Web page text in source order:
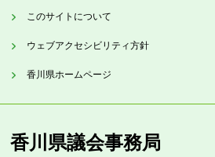
このサイトについて
ウェブアクセシビリティ方針
香川県ホームページ
香川県議会事務局